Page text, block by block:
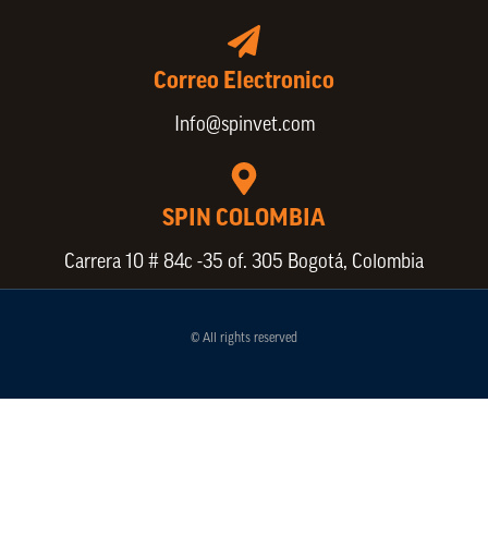
Correo Electronico
Info@spinvet.com
SPIN COLOMBIA
Carrera 10 # 84c -35 of. 305 Bogotá, Colombia
© All rights reserved